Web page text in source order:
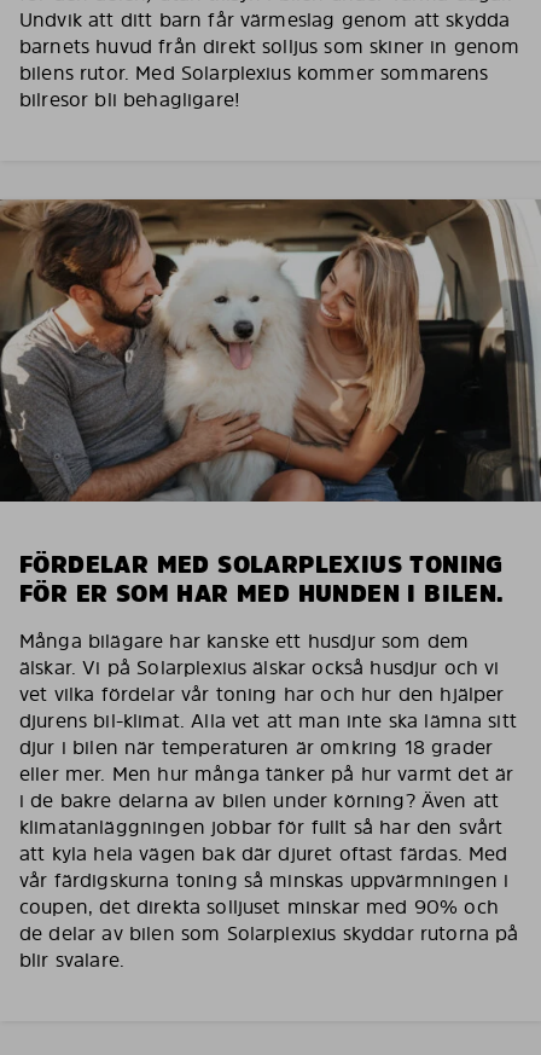
Undvik att ditt barn får värmeslag genom att skydda
barnets huvud från direkt solljus som skiner in genom
bilens rutor. Med Solarplexius kommer sommarens
bilresor bli behagligare!
FÖRDELAR MED SOLARPLEXIUS TONING
FÖR ER SOM HAR MED HUNDEN I BILEN.
Många bilägare har kanske ett husdjur som dem
älskar. Vi på Solarplexius älskar också husdjur och vi
vet vilka fördelar vår toning har och hur den hjälper
djurens bil-klimat. Alla vet att man inte ska lämna sitt
djur i bilen när temperaturen är omkring 18 grader
eller mer. Men hur många tänker på hur varmt det är
i de bakre delarna av bilen under körning? Även att
klimatanläggningen jobbar för fullt så har den svårt
att kyla hela vägen bak där djuret oftast färdas. Med
vår färdigskurna toning så minskas uppvärmningen i
coupen, det direkta solljuset minskar med 90% och
de delar av bilen som Solarplexius skyddar rutorna på
blir svalare.